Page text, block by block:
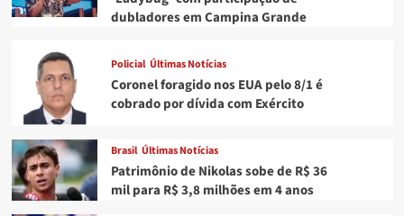
dubladores em Campina Grande
Policial Últimas Notícias
Coronel foragido nos EUA pelo 8/1 é
cobrado por dívida com Exército
Brasil Últimas Notícias
Patrimônio de Nikolas sobe de R$ 36
mil para R$ 3,8 milhões em 4 anos